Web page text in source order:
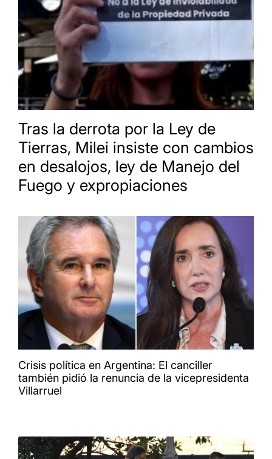
Tras la derrota por la Ley de
Tierras, Milei insiste con cambios
en desalojos, ley de Manejo del
Fuego y expropiaciones
Crisis política en Argentina: El canciller
también pidió la renuncia de la vicepresidenta
Villarruel